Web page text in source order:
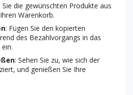
Sie die gewünschten Produkte aus
Warenkorb.
: Fügen Sie den kopierten
des Bezahlvorgangs in das
: Sehen Sie zu, wie sich der
und genießen Sie Ihre